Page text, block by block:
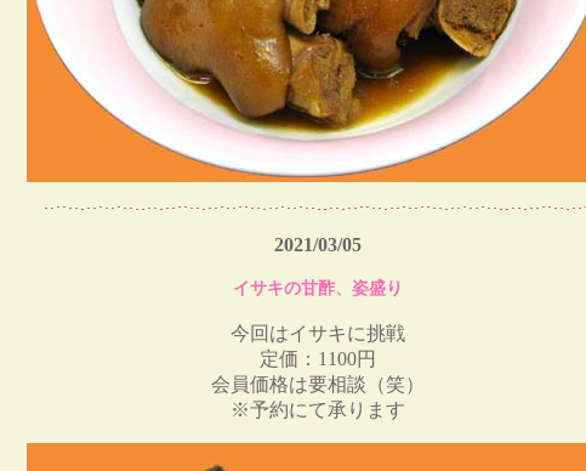
2021/03/05
イサキの甘酢、姿盛り
今回はイサキに挑戦
定価：1100円
会員価格は要相談（笑）
※予約にて承ります